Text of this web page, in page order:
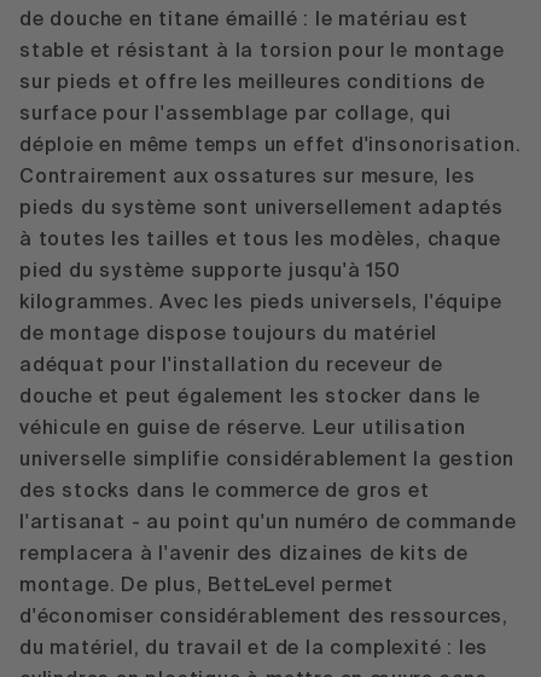
de douche en titane émaillé : le matériau est
stable et résistant à la torsion pour le montage
sur pieds et offre les meilleures conditions de
surface pour l'assemblage par collage, qui
déploie en même temps un effet d'insonorisation.
Contrairement aux ossatures sur mesure, les
pieds du système sont universellement adaptés
à toutes les tailles et tous les modèles, chaque
pied du système supporte jusqu'à 150
kilogrammes. Avec les pieds universels, l'équipe
de montage dispose toujours du matériel
adéquat pour l'installation du receveur de
douche et peut également les stocker dans le
véhicule en guise de réserve. Leur utilisation
universelle simplifie considérablement la gestion
des stocks dans le commerce de gros et
l'artisanat - au point qu'un numéro de commande
remplacera à l'avenir des dizaines de kits de
montage. De plus, BetteLevel permet
d'économiser considérablement des ressources,
du matériel, du travail et de la complexité : les